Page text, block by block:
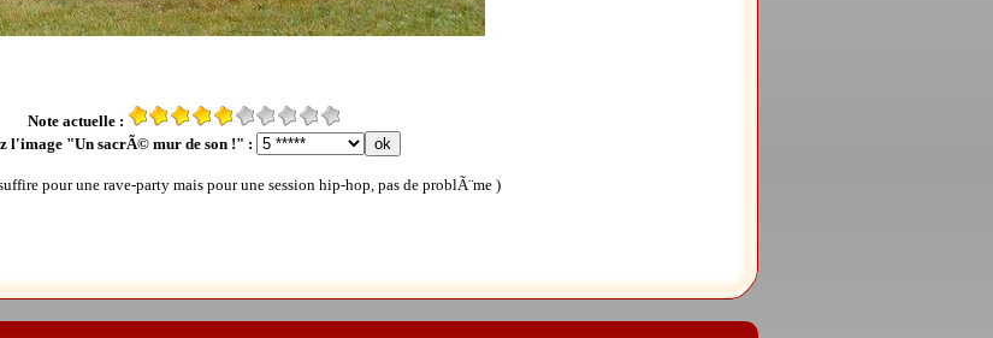
Note actuelle :
l'image "Un sacrÃ© mur de son !" :
pour une rave-party mais pour une session hip-hop, pas de problÃ¨me )